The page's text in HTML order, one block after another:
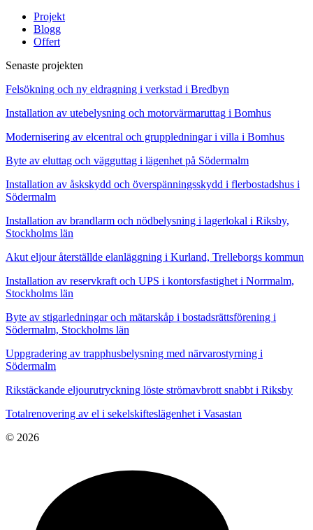
Projekt
Blogg
Offert
Senaste projekten
Felsökning och ny eldragning i verkstad i Bredbyn
Installation av utebelysning och motorvärmaruttag i Bomhus
Modernisering av elcentral och gruppledningar i villa i Bomhus
Byte av eluttag och vägguttag i lägenhet på Södermalm
Installation av åskskydd och överspänningsskydd i flerbostadshus i
Södermalm
Installation av brandlarm och nödbelysning i lagerlokal i Riksby,
Stockholms län
Akut eljour återställde elanläggning i Kurland, Trelleborgs kommun
Installation av reservkraft och UPS i kontorsfastighet i Norrmalm,
Stockholms län
Byte av stigarledningar och mätarskåp i bostadsrättsförening i
Södermalm, Stockholms län
Uppgradering av trapphusbelysning med närvarostyrning i
Södermalm
Rikstäckande eljourutryckning löste strömavbrott snabbt i Riksby
Totalrenovering av el i sekelskifteslägenhet i Vasastan
© 2026